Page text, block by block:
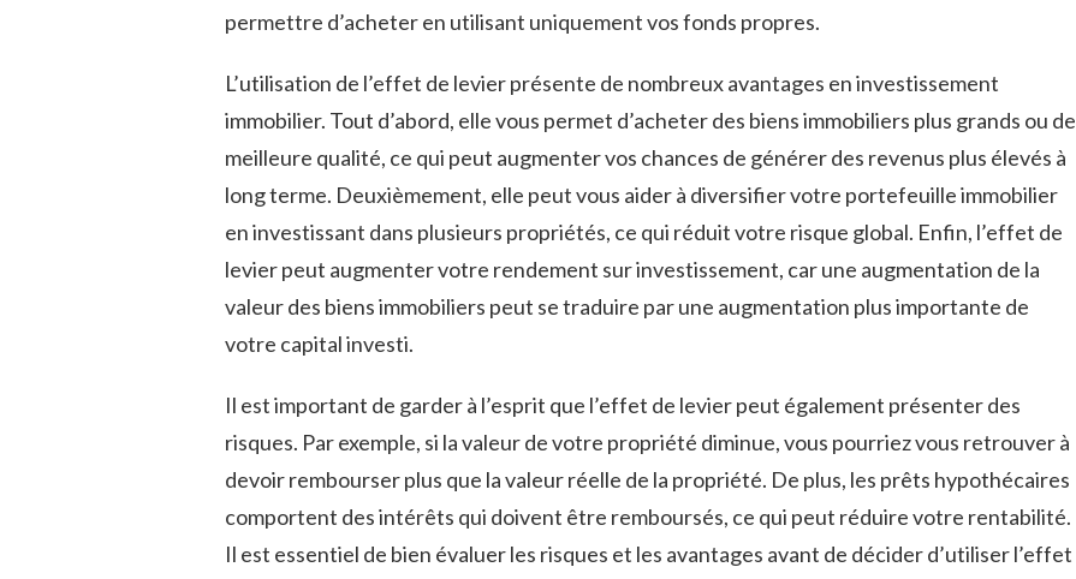
permettre d’acheter en utilisant‍ uniquement vos fonds propres.
L’utilisation de l’effet⁤ de levier présente de nombreux ⁤avantages en investissement
immobilier. Tout d’abord, elle vous permet d’acheter des ​biens immobiliers plus grands ‌ou de
meilleure qualité, ce qui peut augmenter vos‍ chances de générer des revenus plus élevés‍ à
long terme. Deuxièmement, elle peut vous aider ‍à diversifier votre ⁢portefeuille immobilier
en investissant dans plusieurs propriétés, ce qui réduit votre risque global. Enfin, l’effet de
levier peut augmenter votre rendement sur investissement, car une augmentation​ de la
valeur des ⁣biens immobiliers peut se traduire par ⁢une augmentation plus importante de
votre ⁣capital investi.
Il est important ⁢de garder à l’esprit que l’effet de levier peut ‍également présenter des
risques. Par ⁤exemple, si⁢ la valeur⁣ de⁤ votre ⁤propriété diminue, vous pourriez vous retrouver à​
devoir rembourser‌ plus que la⁣ valeur réelle de la propriété. De ⁣plus, ⁤les prêts ⁢hypothécaires⁣
comportent des intérêts qui ⁢doivent être remboursés, ce ‌qui peut réduire votre rentabilité.
Il est essentiel de bien ⁢évaluer les risques​ et les avantages avant ‌de décider‍ d’utiliser l’effet